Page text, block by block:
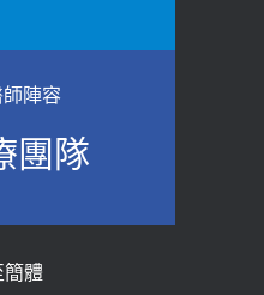
小心泌尿道感染
喪命
訪 【年代電視
5重點可逆轉
陣容
團隊
簡體